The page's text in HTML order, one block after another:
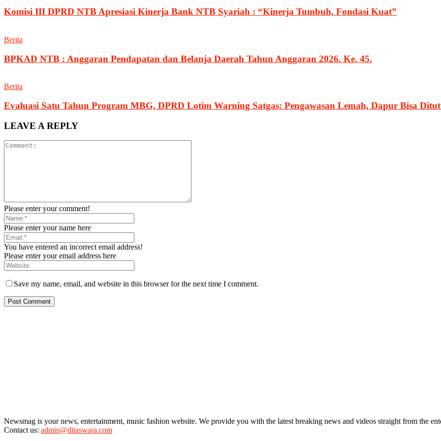
Komisi III DPRD NTB Apresiasi Kinerja Bank NTB Syariah : “Kinerja Tumbuh, Fondasi Kuat”
Berita
BPKAD NTB : Anggaran Pendapatan dan Belanja Daerah Tahun Anggaran 2026. Ke. 45.
Berita
Evaluasi Satu Tahun Program MBG, DPRD Lotim Warning Satgas: Pengawasan Lemah, Dapur Bisa
LEAVE A REPLY
Please enter your comment!
Please enter your name here
You have entered an incorrect email address!
Please enter your email address here
Save my name, email, and website in this browser for the next time I comment.
Newsmag is your news, entertainment, music fashion website. We provide you with the latest breaking news and videos straight from the
Contact us: admin@ditaswara.com